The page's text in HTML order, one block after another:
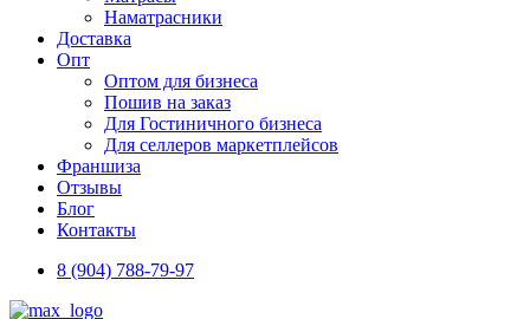
Наматрасники
Доставка
Опт
Оптом для бизнеса
Пошив на заказ
Для Гостиничного бизнеса
Для селлеров маркетплейсов
Франшиза
Отзывы
Блог
Контакты
8 (904) 788-79-97